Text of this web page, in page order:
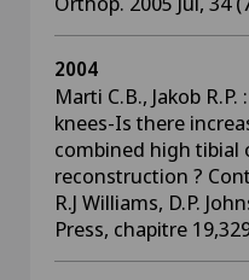
2004
Marti C.B., Jakob
knees-Is there
combined high tibial
reconstruction ?
R.J Williams, D.P.
Press, chapitre